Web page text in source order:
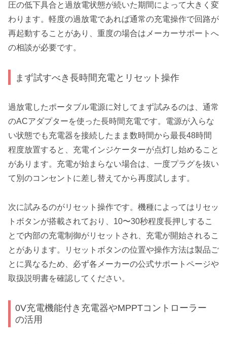
圧の低下具合と過放電状態が続いた期間によって大きく変
わります。軽度の過放電であれば通常の充電操作で回路が
再起動することがあり、重度の場合はメーカーサポートへ
の相談が必要です。
まず試すべき長時間充電とリセット操作
過放電したポータブル電源に対してまず試みるのは、通常
のACアダプターを使った長時間充電です。電源が入らな
い状態でも充電器を接続したまま数時間から最長48時間
程度放置すると、充電インジケーターが点灯し始めること
があります。充電が始まらない場合は、一度プラグを抜い
て別のコンセントに差し替えてから再度試します。
次に試みるのがリセット操作です。機種によってはリセッ
トボタンが搭載されており、10〜30秒程度長押しするこ
とで内部の充電制御がリセットされ、充電が開始されるこ
とがあります。リセットボタンの位置や操作方法は製品ご
とに異なるため、必ず各メーカーの公式サポートページや
取扱説明書を確認してください。
0V充電機能付き充電器やMPPTコントローラー
の活用